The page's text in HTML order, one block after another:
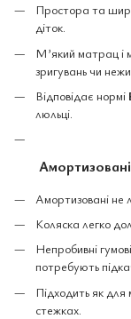
Простора та
діток.
М’який матрац і
зригувань чи
Відповідає нормі
люльці.
Амортизовані не
Коляска легко
Непробивні
потребують
Підходить як для
стежках.